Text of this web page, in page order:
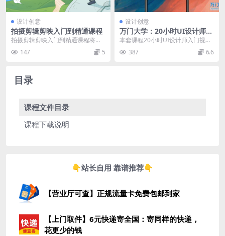
设计创意
拍摄剪辑剪映入门到精通课程
拍摄剪辑剪映入门到精通课程将带
您从零基础开始，逐步掌握剪映软
件的使用技巧和视频剪...
147 5
设计创意
万门大学：20小时UI设计师入
门视频，APP界面交互设计规
本套课程20小时UI设计师入门视频
教程，共分为9大章节。课程为零基
础入门的教程，...
387 6.6
目录
课程文件目录
课程下载说明
👇站长自用 靠谱推荐👇
【营业厅可查】正规流量卡免费包邮到家
【上门取件】6元快递寄全国：寄同样的快递，
花更少的钱